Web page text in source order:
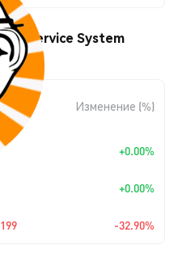
Service System
Изменение (%)
+0.00%
+0.00%
-32.90%